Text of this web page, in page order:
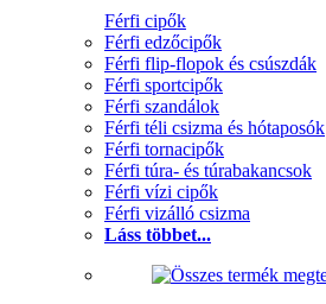
Férfi cipők
Férfi edzőcipők
Férfi flip-flopok és csúszdák
Férfi sportcipők
Férfi szandálok
Férfi téli csizma és hótaposók
Férfi tornacipők
Férfi túra- és túrabakancsok
Férfi vízi cipők
Férfi vizálló csizma
Láss többet...